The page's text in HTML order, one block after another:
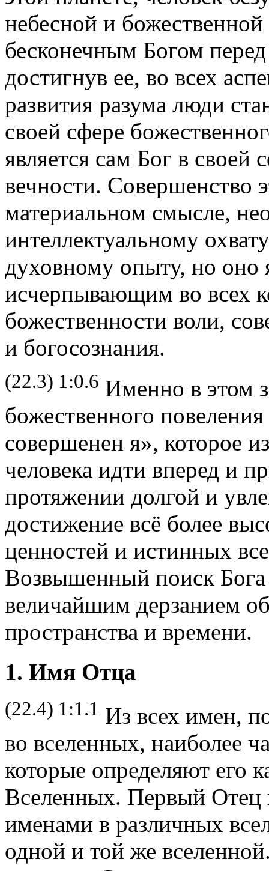
небесной и
бесконечным Богом
достигнув ее, во всех
развития разума люди
своей сфере
является сам Бог в своей
вечности. Совершенство
материальном смысле,
интеллектуальному
духовному опыту, но оно
исчерпывающим во всех
божественности воли,
и богосознания.
(22.3) 1:0.6 Именно в этом
божественного
совершенен я», которое
человека идти вперед и
протяжении долгой и
достижение всё более
ценностей и истинных
Возвышенный поиск Бога
величайшим дерзанием
пространства и времени.
1. Имя Отца
(22.4) 1:1.1 Из всех имен,
во вселенных, наиболее
которые определяют его
Вселенных. Первый Отец
именами в различных
одной и той же